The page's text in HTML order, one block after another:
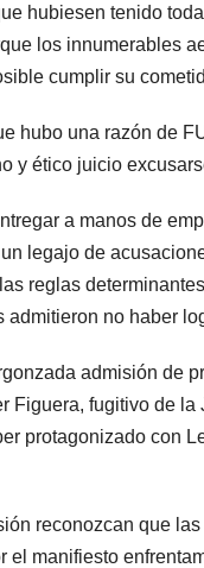
hubiesen tenido
los innumerables
cumplir su
hubo una razón de
y ético juicio
a manos de
legajo de
reglas
no haber
admisión de
Figuera, fugitivo de
protagonizado con
reconozcan que
manifiesto